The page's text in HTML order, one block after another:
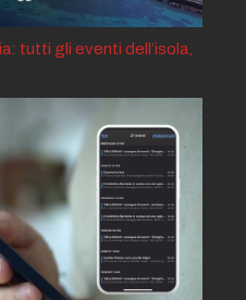
tutti gli eventi dell’isola,